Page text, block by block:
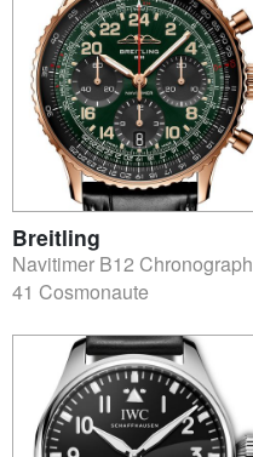
Breitling
Navitimer B12 Chronograph
41 Cosmonaute